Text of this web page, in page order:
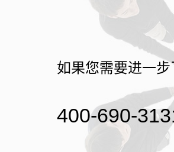
如果您需要进一步
400-690-